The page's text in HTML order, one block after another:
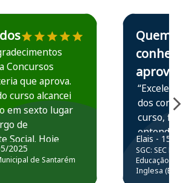
recomenda o Aprova Concursos em
Concursos
que aprova.
curso alcancei
em sexto lugar
de
Social. Hoje
na
de Santarém.
2025
de Santarém
Estudante Elais
Quem
conhece,
aprova
“Excelente
dos
curso,
entender e
prática
resolução
questões.”
Elais - 15/07/
SGC: SEC BA
Educação
Inglesa (Edital